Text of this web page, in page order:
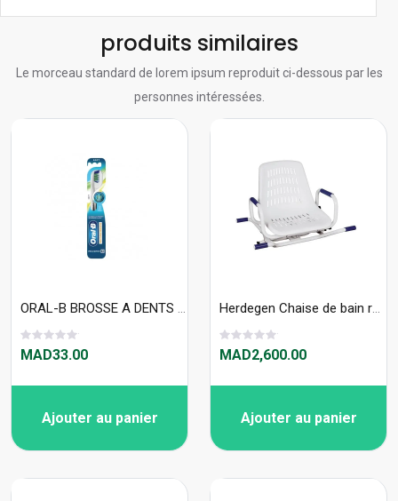
produits similaires
Le morceau standard de lorem ipsum reproduit ci-dessous par les
personnes intéressées.
ORAL-B BROSSE A DENTS PRO EXPERT SOFT " MAX CLEAN INDICATOR"
MAD33.00
Ajouter au panier
Herdegen Chaise de bain rotative Atlantis 540200
MAD2,600.00
Ajouter au panier